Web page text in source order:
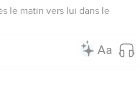
le matin vers lui dans le